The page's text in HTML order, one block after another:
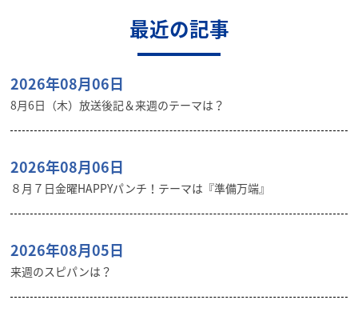
最近の記事
2026年08月06日
8月6日（木）放送後記＆来週のテーマは？
2026年08月06日
８月７日金曜HAPPYパンチ！テーマは『準備万端』
2026年08月05日
来週のスピパンは？